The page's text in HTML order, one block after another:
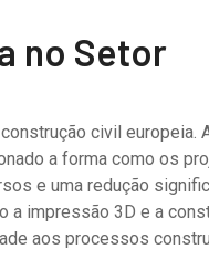
no Setor
civil europeia.
a forma como os
e uma redução
impressão 3D e a
aos processos